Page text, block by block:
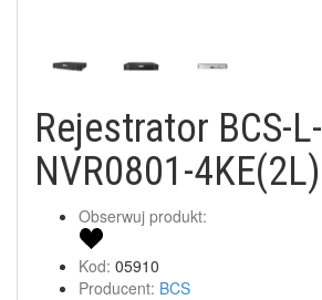
Rejestrator BCS-L-
NVR0801-4KE(2L)
Obserwuj produkt:
Kod: 05910
Producent: BCS